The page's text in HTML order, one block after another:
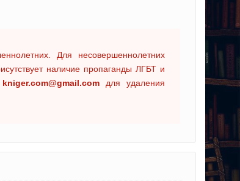
Для несовершеннолетних
наличие пропаганды ЛГБТ и
kniger.com@gmail.com для удаления